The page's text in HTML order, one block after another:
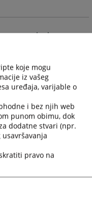
razgovor kod
suda potrebno je
razloga za
u postupku?
dozvoljeno dolaziti
koje mogu
iz vašeg
uređaja, varijable o
i bez njih web
punom obimu, dok
dodatne stvari (npr.
pravo na